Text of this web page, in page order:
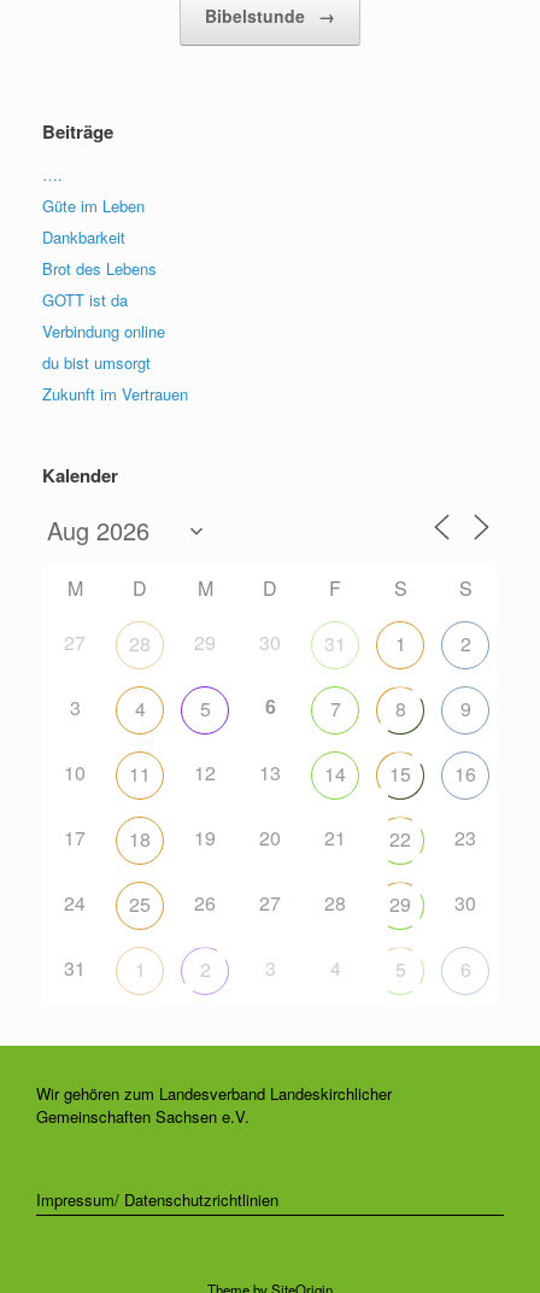
Bibelstunde →
Beiträge
….
Güte im Leben
Dankbarkeit
Brot des Lebens
GOTT ist da
Verbindung online
du bist umsorgt
Zukunft im Vertrauen
Kalender
M D M D F S
S
27
28 29 30 31 1 2
3 4 5 6 7 8 9
10 11 12 13 14 15 16
17 18 19 20 21 22 23
24 25 26 27 28 29 30
31 1 2 3 4 5 6
Wir gehören zum Landesverband Landeskirchlicher
Gemeinschaften Sachsen e.V.
Impressum/ Datenschutzrichtlinien